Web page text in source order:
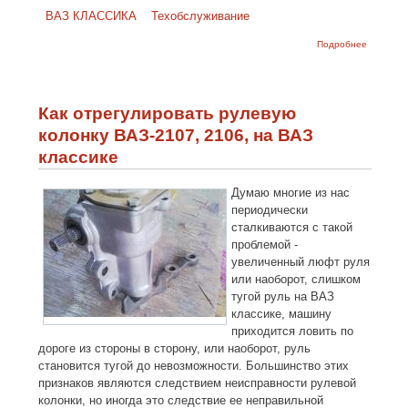
ВАЗ КЛАССИКА
Техобслуживание
Подробнее
Как отрегулировать рулевую
колонку ВАЗ-2107, 2106, на ВАЗ
классике
Думаю многие из нас
периодически
сталкиваются с такой
проблемой -
увеличенный люфт руля
или наоборот, слишком
тугой руль на ВАЗ
классике, машину
приходится ловить по
дороге из стороны в сторону, или наоборот, руль
становится тугой до невозможности. Большинство этих
признаков являются следствием неисправности рулевой
колонки, но иногда это следствие ее неправильной